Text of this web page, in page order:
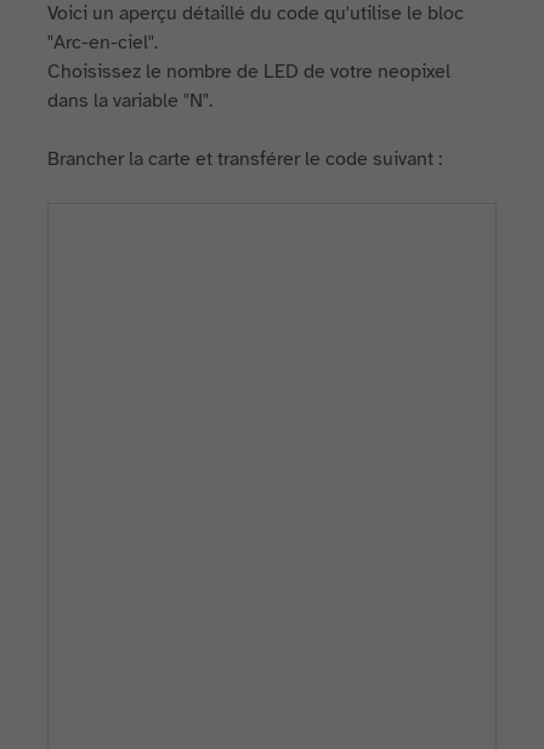
Voici un aperçu détaillé du code qu'utilise le bloc
"Arc-en-ciel".
Choisissez le nombre de LED de votre neopixel
dans la variable "N".
Brancher la carte et transférer le code suivant :